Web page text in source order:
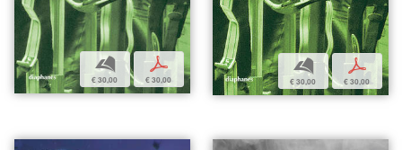
b
€ 30,00
p
€ 30,00
b
€ 30,00
p
€ 30,00